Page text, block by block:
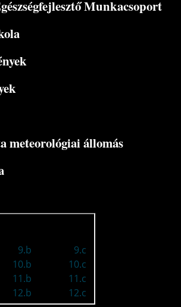
Munkacsoport
meteorológiai állomás